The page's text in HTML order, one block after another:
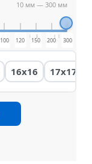
10 мм — 300 мм
100 120 150 200 300
16x16 17x17